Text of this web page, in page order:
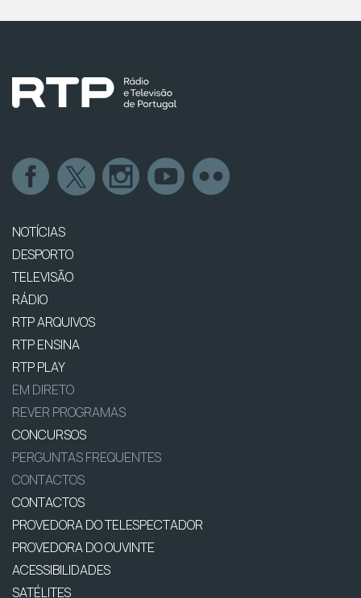
NOTÍCIAS
DESPORTO
TELEVISÃO
RÁDIO
RTP ARQUIVOS
RTP ENSINA
RTP PLAY
EM DIRETO
REVER PROGRAMAS
CONCURSOS
PERGUNTAS FREQUENTES
CONTACTOS
CONTACTOS
PROVEDORA DO TELESPECTADOR
PROVEDORA DO OUVINTE
ACESSIBILIDADES
SATÉLITES